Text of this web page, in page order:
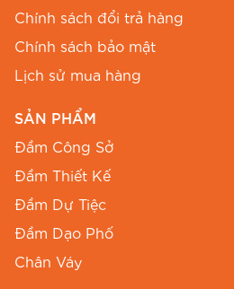
Đầm BEMINE B439 có đai eo
Chính sách đổi trả hàng
Chính sách bảo mật
Lịch sử mua hàng
SẢN PHẨM
Đầm Công Sở
Đầm Thiết Kế
Đầm Dự Tiệc
Đầm Dạo Phố
Chân Váy